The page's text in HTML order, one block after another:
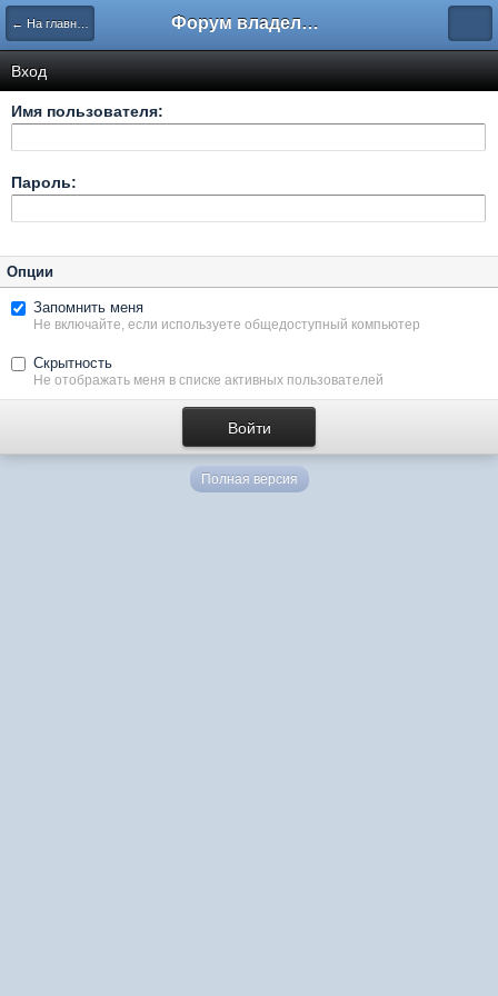
← На главную Форум владельцев интернет-магазинов
Вход
Имя пользователя:
Пароль:
Опции
Запомнить меня
Не включайте, если используете общедоступный компьютер
Скрытность
Не отображать меня в списке активных пользователей
Полная версия